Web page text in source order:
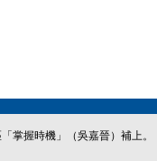
掌握時機」（吳嘉晉）補上。